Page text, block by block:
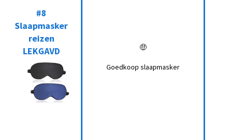
reizen
LEKGAVD
slaapmasker
🤑
Goedkoop slaapmasker
#8
Slaapmasker
reizen
LEKGAVD